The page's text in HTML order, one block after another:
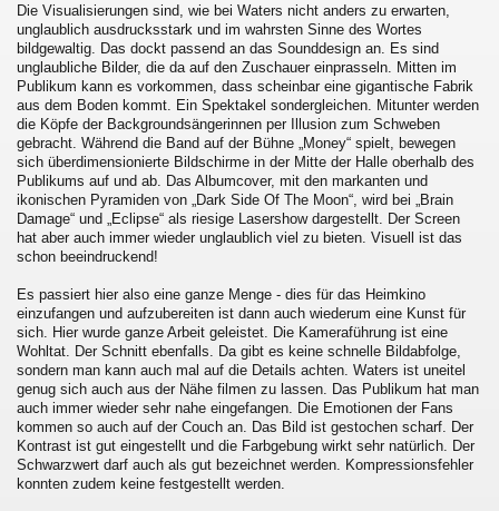
Die Visualisierungen sind, wie bei Waters nicht anders zu erwarten,
unglaublich ausdrucksstark und im wahrsten Sinne des Wortes
bildgewaltig. Das dockt passend an das Sounddesign an. Es sind
unglaubliche Bilder, die da auf den Zuschauer einprasseln. Mitten im
Publikum kann es vorkommen, dass scheinbar eine gigantische Fabrik
aus dem Boden kommt. Ein Spektakel sondergleichen. Mitunter werden
die Köpfe der Backgroundsängerinnen per Illusion zum Schweben
gebracht. Während die Band auf der Bühne „Money“ spielt, bewegen
sich überdimensionierte Bildschirme in der Mitte der Halle oberhalb des
Publikums auf und ab. Das Albumcover, mit den markanten und
ikonischen Pyramiden von „Dark Side Of The Moon“, wird bei „Brain
Damage“ und „Eclipse“ als riesige Lasershow dargestellt. Der Screen
hat aber auch immer wieder unglaublich viel zu bieten. Visuell ist das
schon beeindruckend!
Es passiert hier also eine ganze Menge - dies für das Heimkino
einzufangen und aufzubereiten ist dann auch wiederum eine Kunst für
sich. Hier wurde ganze Arbeit geleistet. Die Kameraführung ist eine
Wohltat. Der Schnitt ebenfalls. Da gibt es keine schnelle Bildabfolge,
sondern man kann auch mal auf die Details achten. Waters ist uneitel
genug sich auch aus der Nähe filmen zu lassen. Das Publikum hat man
auch immer wieder sehr nahe eingefangen. Die Emotionen der Fans
kommen so auch auf der Couch an. Das Bild ist gestochen scharf. Der
Kontrast ist gut eingestellt und die Farbgebung wirkt sehr natürlich. Der
Schwarzwert darf auch als gut bezeichnet werden. Kompressionsfehler
konnten zudem keine festgestellt werden.